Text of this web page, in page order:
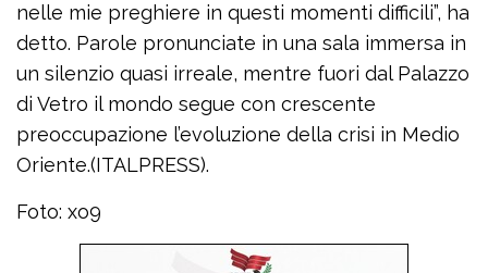
nelle mie preghiere in questi momenti difficili”, ha
detto. Parole pronunciate in una sala immersa in
un silenzio quasi irreale, mentre fuori dal Palazzo
di Vetro il mondo segue con crescente
preoccupazione l’evoluzione della crisi in Medio
Oriente.(ITALPRESS).
Foto: xo9